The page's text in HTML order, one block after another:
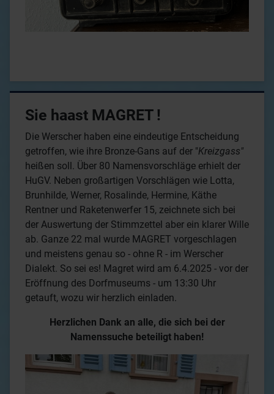
Sie haast MAGRET !
Die Werscher haben eine eindeutige Entscheidung
getroffen, wie ihre Bronze-Gans auf der "Kreizgass"
heißen soll. Über 80 Namensvorschläge erhielt der
HuGV. Neben großartigen Vorschlägen wie Lotta,
Brunhilde, Werner, Rosalinde, Hermine, Käthe
Rentner und Raketenwerfer 15, zeichnete sich bei
der Auswertung der Stimmzettel aber ein klarer Wille
ab. Ganze 22 mal wurde MAGRET vorgeschlagen
und meistens genau so - ohne R - im Werscher
Dialekt. So sei es! Magret wird am 6.4.2025 - vor der
Eröffnung des Dorfmuseums - um 13:30 Uhr
getauft, wozu wir herzlich einladen.
Herzlichen Dank an alle, die sich bei der
Namenssuche beteiligt haben!